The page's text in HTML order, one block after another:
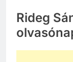
Rideg